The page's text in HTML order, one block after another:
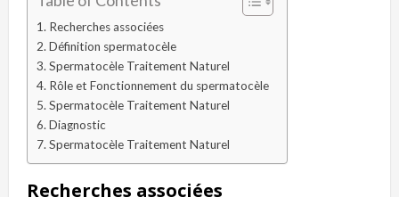
Recherches associées
Définition spermatocèle
Spermatocèle Traitement Naturel
Rôle et Fonctionnement du spermatocèle
Spermatocèle Traitement Naturel
Diagnostic
Spermatocèle Traitement Naturel
Recherches associées